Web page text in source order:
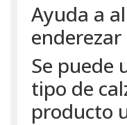
Ayuda a
enderezar
Se puede
tipo de
producto